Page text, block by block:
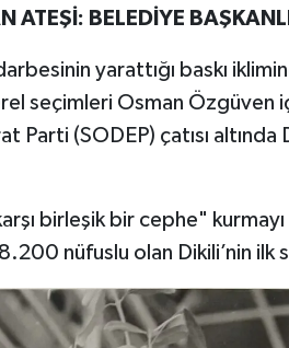
ATEŞİ: BELEDİYE
yarattığı baskı
seçimleri Osman Özgüven
Parti (SODEP) çatısı altında
birleşik bir cephe"
nüfuslu olan Dikili’nin ilk